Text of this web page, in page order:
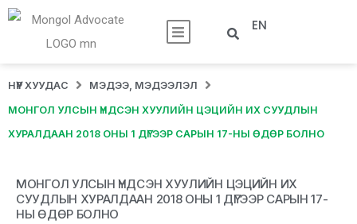
EN
НҮҮР ХУУДАС МЭДЭЭ, МЭДЭЭЛЭЛ
МОНГОЛ УЛСЫН ҮНДСЭН ХУУЛИЙН ЦЭЦИЙН ИХ СУУДЛЫН
ХУРАЛДААН 2018 ОНЫ 1 ДҮГЭЭР САРЫН 17-НЫ ӨДӨР БОЛНО
МОНГОЛ УЛСЫН ҮНДСЭН ХУУЛИЙН ЦЭЦИЙН ИХ
СУУДЛЫН ХУРАЛДААН 2018 ОНЫ 1 ДҮГЭЭР САРЫН 17-
НЫ ӨДӨР БОЛНО